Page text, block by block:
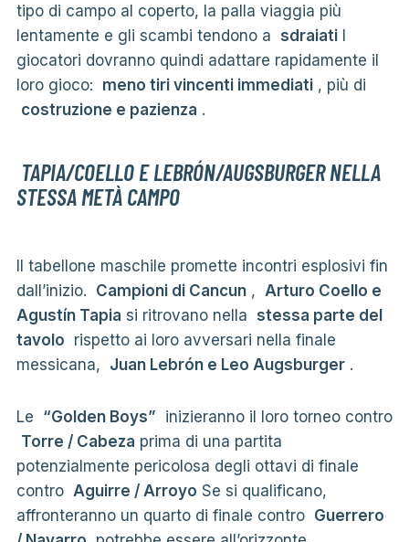
tipo di campo al coperto, la palla viaggia più
lentamente e gli scambi tendono a sdraiatiI
giocatori dovranno quindi adattare rapidamente il
loro gioco: meno tiri vincenti immediati, più di
costruzione e pazienza .
TAPIA/COELLO E LEBRÓN/AUGSBURGER NELLA
STESSA METÀ CAMPO
Il tabellone maschile promette incontri esplosivi fin
dall’inizio. Campioni di Cancun, Arturo Coello e
Agustín Tapia si ritrovano nella stessa parte del
tavolo rispetto ai loro avversari nella finale
messicana, Juan Lebrón e Leo Augsburger.
Le “Golden Boys” inizieranno il loro torneo contro
Torre / Cabeza prima di una partita
potenzialmente pericolosa degli ottavi di finale
contro Aguirre / Arroyo Se si qualificano,
affronteranno un quarto di finale contro Guerrero